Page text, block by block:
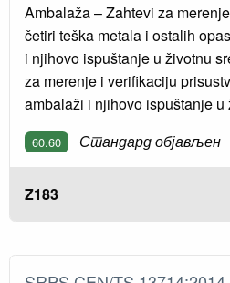
Ambalaža – Zahtevi za
četiri teška metala i ostalih
i njihovo ispuštanje u životnu
za merenje i verifikaciju
ambalaži i njihovo ispuštanje u
60.60 Стандард објављен
Z183